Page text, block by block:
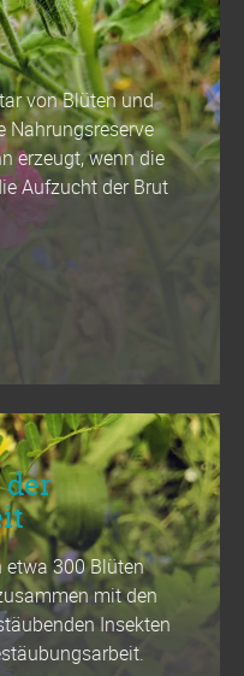
von Blüten und
Nahrungsreserve
erzeugt, wenn die
Aufzucht der Brut
der
etwa 300 Blüten
mit den
Insekten